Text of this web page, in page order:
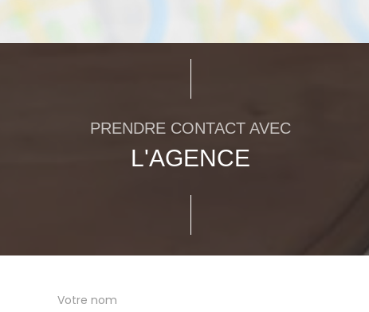
PRENDRE CONTACT AVEC
L'AGENCE